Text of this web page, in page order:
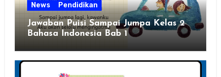
News Pendidikan
Jawaban Puisi Sampai Jumpa Kelas 2
Bahasa Indonesia Bab 1